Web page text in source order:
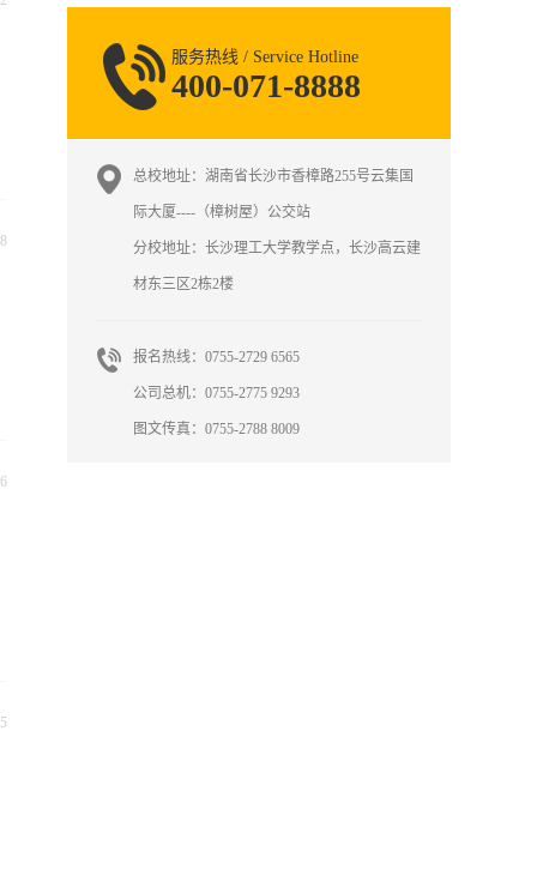
烟、照明、材料耐脏耐磨• 办公空间：
水...
服务热线 / Service Hotline
400-071-8888
总校地址：湖南省长沙市香樟路255号云集国
际大厦----（樟树屋）公交站
分校地址：长沙理工大学教学点，长沙高云建
材东三区2栋2楼
报名热线：0755-2729 6565
公司总机：0755-2775 9293
图文传真：0755-2788 8009